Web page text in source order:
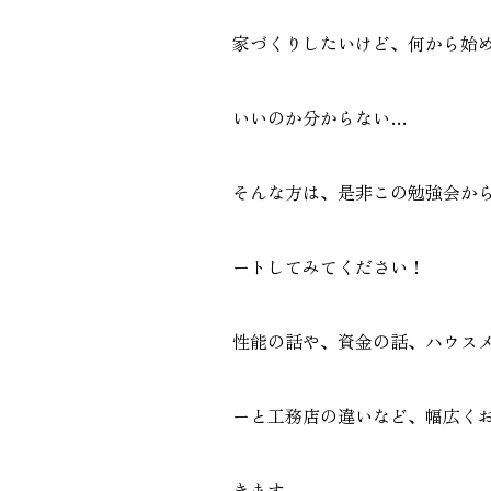
家づくりしたいけど、何から始
いいのか分からない…
そんな方は、是非この勉強会か
ートしてみてください！
性能の話や、資金の話、ハウス
ーと工務店の違いなど、幅広く